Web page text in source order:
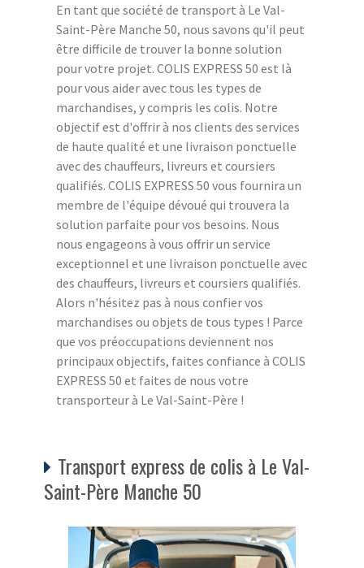
En tant que société de transport à Le Val-
Saint-Père Manche 50, nous savons qu'il peut
être difficile de trouver la bonne solution
pour votre projet. COLIS EXPRESS 50 est là
pour vous aider avec tous les types de
marchandises, y compris les colis. Notre
objectif est d'offrir à nos clients des services
de haute qualité et une livraison ponctuelle
avec des chauffeurs, livreurs et coursiers
qualifiés. COLIS EXPRESS 50 vous fournira un
membre de l'équipe dévoué qui trouvera la
solution parfaite pour vos besoins. Nous
nous engageons à vous offrir un service
exceptionnel et une livraison ponctuelle avec
des chauffeurs, livreurs et coursiers qualifiés.
Alors n'hésitez pas à nous confier vos
marchandises ou objets de tous types ! Parce
que vos préoccupations deviennent nos
principaux objectifs, faites confiance à COLIS
EXPRESS 50 et faites de nous votre
transporteur à Le Val-Saint-Père !
Transport express de colis à Le Val-
Saint-Père Manche 50